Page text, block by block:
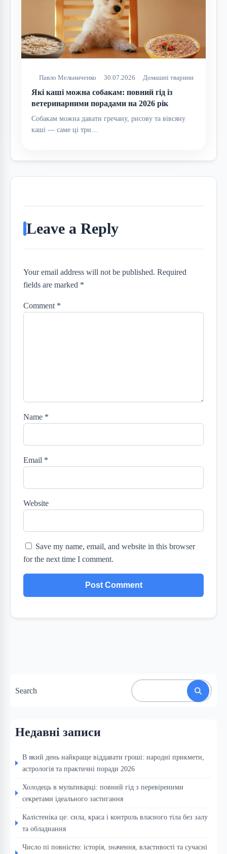
Павло Мельниченко 30.07.2026 Домашні тварини
Які каші можна собакам: повний гід із
ветеринарними порадами на 2026 рік
Собакам можна давати гречану, рисову та вівсяну
каші — саме ці три…
Leave a Reply
Your email address will not be published. Required
fields are marked *
Comment *
Name *
Email *
Website
Save my name, email, and website in this browser
for the next time I comment.
Search
Недавні записи
В який день найкраще віддавати гроші: народні прикмети,
астрологія та практичні поради 2026
Холодець в мультиварці: повний гід з перевіреними
секретами ідеального застигання
Калістеніка це: сила, краса і контроль власного тіла без залу
та обладнання
Число пі повністю: історія, значення, властивості та сучасні